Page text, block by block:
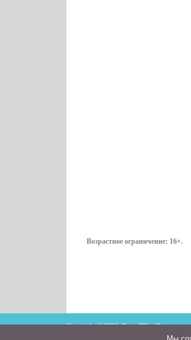
Возрастное ограничение: 16+.
Copyright © 2026. ВестиПК в Воронеже